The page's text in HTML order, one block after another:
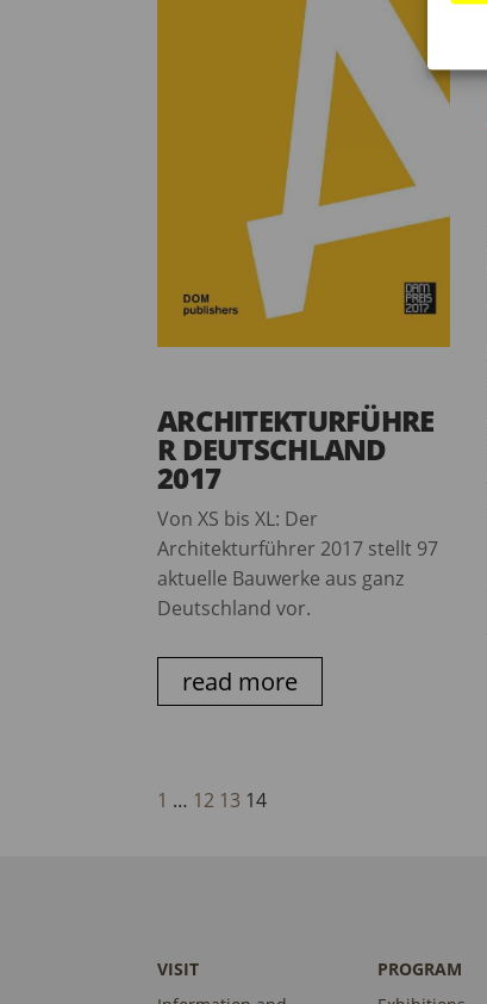
ARCHITEKTURFÜHRE
R DEUTSCHLAND
2017
Von XS bis XL: Der
Architekturführer 2017 stellt 97
aktuelle Bauwerke aus ganz
Deutschland vor.
read more
1 … 12 13 14
VISIT
PROGRAM